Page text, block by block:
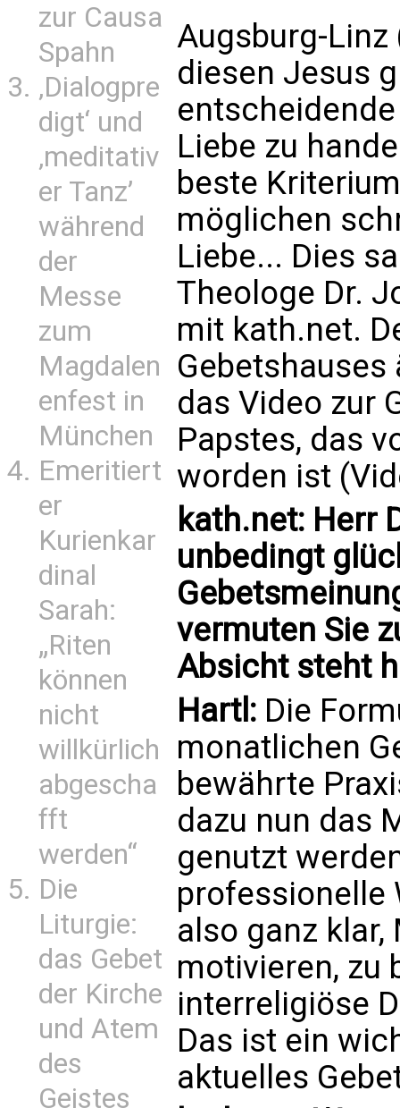
zur Causa
Spahn
‚Dialogpre
digt‘ und
‚meditativ
er Tanz’
während
der
Messe
zum
Magdalen
enfest in
München
Emeritiert
er
Kurienkar
dinal
Sarah:
„Riten
können
nicht
willkürlich
abgescha
fft
werden“
Die
Liturgie:
das Gebet
der Kirche
und Atem
des
Geistes
Augsburg-Linz
diesen Jesus
Liebe zu
beste
möglichen
Liebe... Dies
Theologe Dr.
mit kath.net.
das Video zur
Papstes, das
worden ist
kath.net: Herr
unbedingt
vermuten Sie
Absicht steht
Hartl: Die
monatlichen
bewährte
dazu nun das
genutzt
professionelle
also ganz klar,
motivieren, zu
interreligiöse
Das ist ein
aktuelles